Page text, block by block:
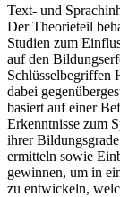
Text- und
Der Theorieteil
Studien zum
auf den
Schlüsselbegriffen
dabei
basiert auf einer
Erkenntnisse zum
ihrer
ermitteln sowie
gewinnen, um in
zu entwickeln,